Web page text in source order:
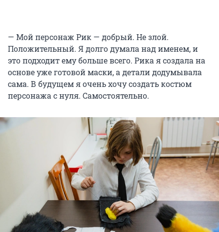
— Мой персонаж Рик — добрый. Не злой.
Положительный. Я долго думала над именем, и
это подходит ему больше всего. Рика я создала на
основе уже готовой маски, а детали додумывала
сама. В будущем я очень хочу создать костюм
персонажа с нуля. Самостоятельно.